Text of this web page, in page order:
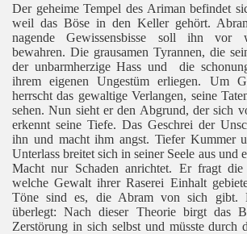
Der geheime Tempel des Ariman befindet
weil das Böse in den Keller gehört.
nagende Gewissensbisse soll ihn vor
bewahren. Die grausamen Tyrannen, die
der unbarmherzige Hass und
die
ihrem eigenen Ungestüm erliegen. Um
herrscht das gewaltige Verlangen, seine
sehen. Nun sieht er den Abgrund, der sich
erkennt seine Tiefe. Das Geschrei der
ihn und macht ihm angst. Tiefer Kummer
Unterlass breitet sich in seiner Seele aus und
Macht nur Schaden anrichtet. Er fragt die
welche Gewalt ihrer Raserei Einhalt
Töne sind es, die Abram von sich gibt.
überlegt: Nach dieser Theorie birgt das
Zerstörung in sich selbst und müsste durch